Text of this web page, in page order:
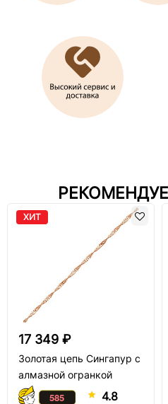
ХИТ
17 349 ₽
Золотая цепь Сингапур с
алмазной огранкой
4.8